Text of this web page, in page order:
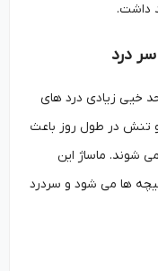
زیادی درد های
در طول روز باعث
ماساژ این
می شود و سردرد